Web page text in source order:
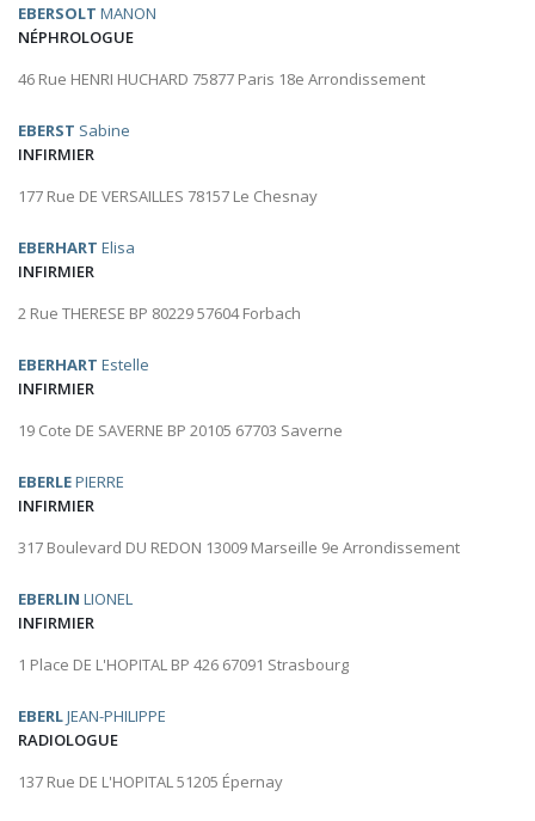
EBERSOLT MANON
NÉPHROLOGUE
46 Rue HENRI HUCHARD 75877 Paris 18e Arrondissement
EBERST Sabine
INFIRMIER
177 Rue DE VERSAILLES 78157 Le Chesnay
EBERHART Elisa
INFIRMIER
2 Rue THERESE BP 80229 57604 Forbach
EBERHART Estelle
INFIRMIER
19 Cote DE SAVERNE BP 20105 67703 Saverne
EBERLEPIERRE
INFIRMIER
317 Boulevard DU REDON 13009 Marseille 9e Arrondissement
EBERLIN LIONEL
INFIRMIER
1 Place DE L'HOPITAL BP 426 67091 Strasbourg
EBERLJEAN-PHILIPPE
RADIOLOGUE
137 Rue DE L'HOPITAL 51205 Épernay